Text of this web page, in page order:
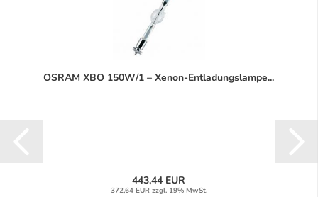
OSRAM XBO 150W/1 – Xenon-Entladungslampe...
443,44 EUR
372,64 EUR zzgl. 19% MwSt.